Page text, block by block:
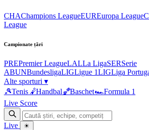
CHAChampions LeagueEUREuropa League
League
Campionate țări
PREPremier LeagueLALLa LigaSERSerie
ABUNBundesligaLIGLigue 1LIGLiga
Alte sporturi ▾
🎾Tenis 🤾Handbal🏀Baschet🏎Formula 1
Live Score
Live ☀